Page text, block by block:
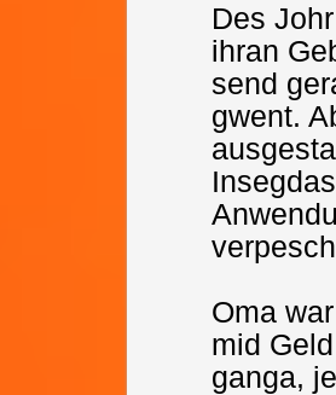
Des
ihran
send
gwent.
Oma
mid
ganga,